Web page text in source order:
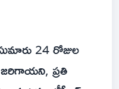
24 రోజుల
ప్రతి